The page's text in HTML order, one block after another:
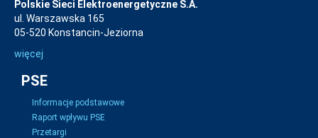
Polskie Sieci Elektroenergetyczne S.A.
ul. Warszawska 165
05-520 Konstancin-Jeziorna
więcej
PSE
Informacje podstawowe
Raport wpływu PSE
Przetargi